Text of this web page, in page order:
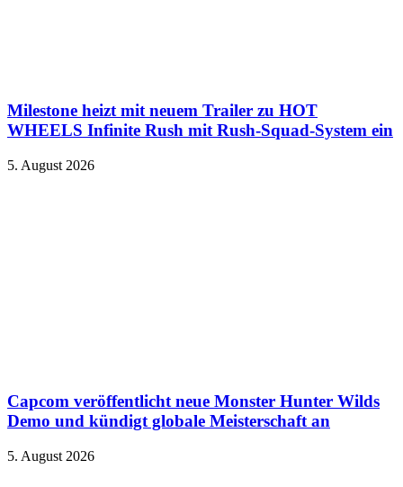
Milestone heizt mit neuem Trailer zu HOT
WHEELS Infinite Rush mit Rush-Squad-System ein
5. August 2026
Capcom veröffentlicht neue Monster Hunter Wilds
Demo und kündigt globale Meisterschaft an
5. August 2026